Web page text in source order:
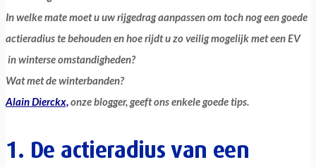
In welke mate moet u uw rijgedrag aanpassen om toch nog een goede
actieradius te behouden en hoe rijdt u zo veilig mogelijk met een EV
in winterse omstandigheden?
Wat met de winterbanden?
Alain Dierckx,onze blogger, geeft ons enkele goede tips.
1. De actieradius van een